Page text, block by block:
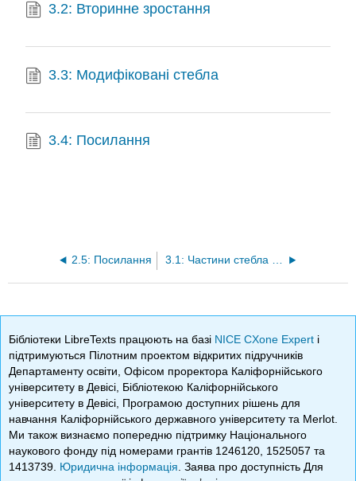
3.2: Вторинне зростання
3.3: Модифіковані стебла
3.4: Посилання
2.5: Посилання
Бібліотеки LibreTexts працюють на базі NICE CXone Expert і
підтримуються Пілотним проектом відкритих підручників
Департаменту освіти, Офісом проректора Каліфорнійського
університету в Девісі, Бібліотекою Каліфорнійського
університету в Девісі, Програмою доступних рішень для
навчання Каліфорнійського державного університету та Merlot.
Ми також визнаємо попередню підтримку Національного
наукового фонду під номерами грантів 1246120, 1525057 та
1413739. Юридична інформація . Заява про доступність Для